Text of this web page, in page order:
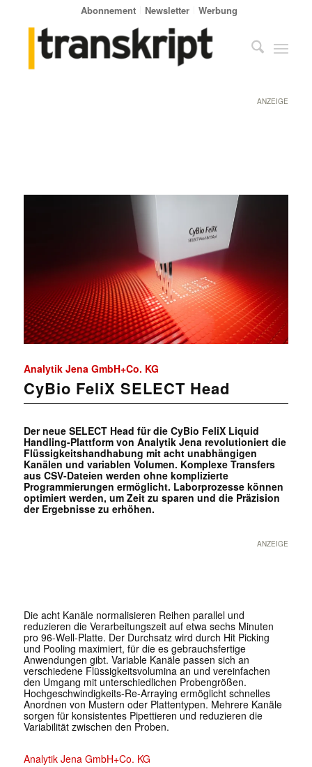
Abonnement Newsletter Werbung
ANZEIGE
Analytik Jena GmbH+Co. KG
CyBio FeliX SELECT Head
Der neue SELECT Head für die CyBio FeliX Liquid
Handling-Plattform von Analytik Jena revolutioniert die
Flüssigkeitshandhabung mit acht unabhängigen
Kanälen und variablen Volumen. Komplexe Transfers
aus CSV-Dateien werden ohne komplizierte
Programmierungen ermöglicht. Laborprozesse können
optimiert werden, um Zeit zu sparen und die Präzision
der Ergebnisse zu erhöhen.
ANZEIGE
Die acht Kanäle normalisieren Reihen parallel und
reduzieren die Verarbeitungszeit auf etwa sechs Minuten
pro 96-Well-Platte. Der Durchsatz wird durch Hit Picking
und Pooling maximiert, für die es gebrauchsfertige
Anwendungen gibt. Variable Kanäle passen sich an
verschiedene Flüssigkeitsvolumina an und vereinfachen
den Umgang mit unterschiedlichen Probengrößen.
Hochgeschwindigkeits-Re-Arraying ermöglicht schnelles
Anordnen von Mustern oder Plattentypen. Mehrere Kanäle
sorgen für konsistentes Pipettieren und reduzieren die
Variabilität zwischen den Proben.
Analytik Jena GmbH+Co. KG